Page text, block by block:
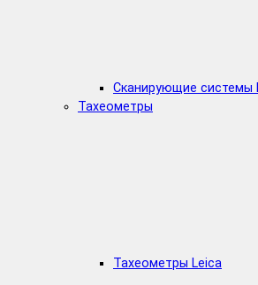
Сканирующие системы
Тахеометры
Тахеометры Leica